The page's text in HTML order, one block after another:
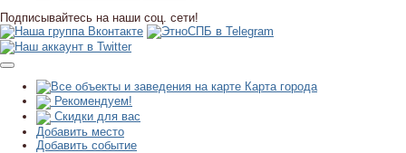
Подписывайтесь на наши соц. сети!
Карта города
Рекомендуем!
Скидки для вас
Добавить место
Добавить событие